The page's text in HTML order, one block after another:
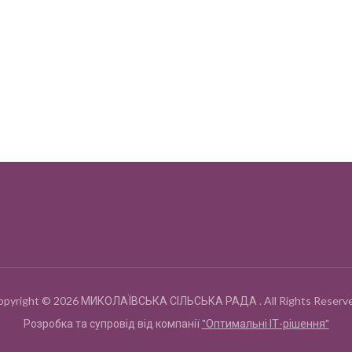
© 2026 МИКОЛАЇВСЬКА СІЛЬСЬКА РАДА . All Rights
Розробка та супровід від компанії"Оптимальні ІТ-рішення"